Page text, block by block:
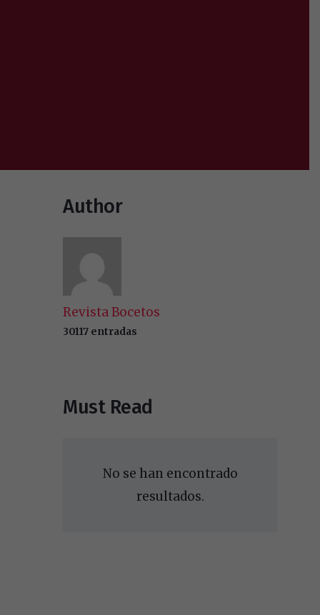
Author
Revista Bocetos
30117 entradas
Must Read
No se han encontrado
resultados.